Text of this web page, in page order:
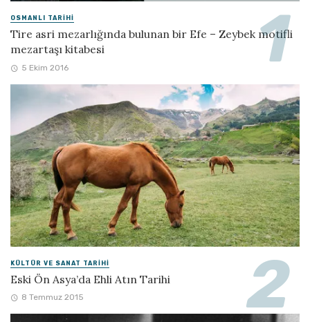
OSMANLI TARIHI
Tire asri mezarlığında bulunan bir Efe – Zeybek motifli
mezartaşı kitabesi
5 Ekim 2016
KÜLTÜR VE SANAT TARIHI
Eski Ön Asya’da Ehli Atın Tarihi
8 Temmuz 2015